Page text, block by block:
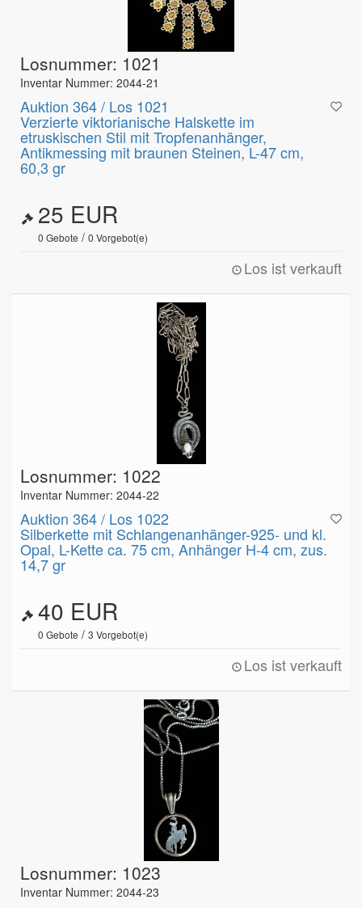
Losnummer: 1021
Inventar Nummer: 2044-21
Auktion 364 / Los 1021
Verzierte viktorianische Halskette im
etruskischen Stil mit Tropfenanhänger,
Antikmessing mit braunen Steinen, L-47 cm,
60,3 gr
25 EUR
0 Gebote / 0 Vorgebot(e)
Los ist verkauft
Losnummer: 1022
Inventar Nummer: 2044-22
Auktion 364 / Los 1022
Silberkette mit Schlangenanhänger-925- und kl.
Opal, L-Kette ca. 75 cm, Anhänger H-4 cm, zus.
14,7 gr
40 EUR
0 Gebote / 3 Vorgebot(e)
Los ist verkauft
Losnummer: 1023
Inventar Nummer: 2044-23